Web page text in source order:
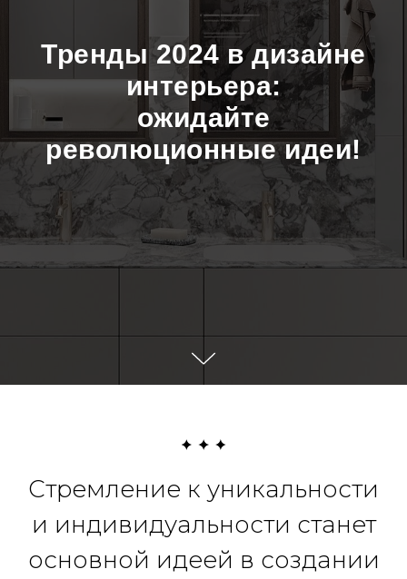
Тренды 2024 в дизайне
интерьера:
ожидайте
революционные идеи!
Стремление к уникальности
и индивидуальности станет
основной идеей в создании